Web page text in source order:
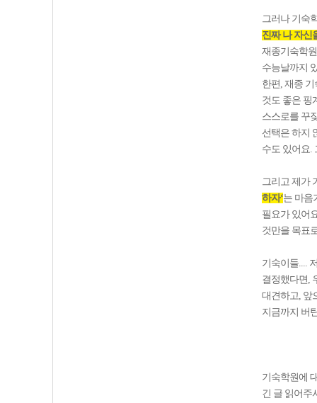
그러나 기숙
진짜 나 자신
재종기숙학
수능날까지
한편, 재종
것도 좋은 핑
스스로를 꾸
선택은 하지
수도 있어요.
그리고 제가
하자‘는 마음
필요가 있어
것만을 목표
기숙이들....
결정했다면,
대견하고, 앞
지금까지 버
기숙학원에
긴 글 읽어주